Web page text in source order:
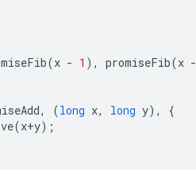
(x - 1 ), promiseFib(x -
, (long x, long y),
{
(x+y);